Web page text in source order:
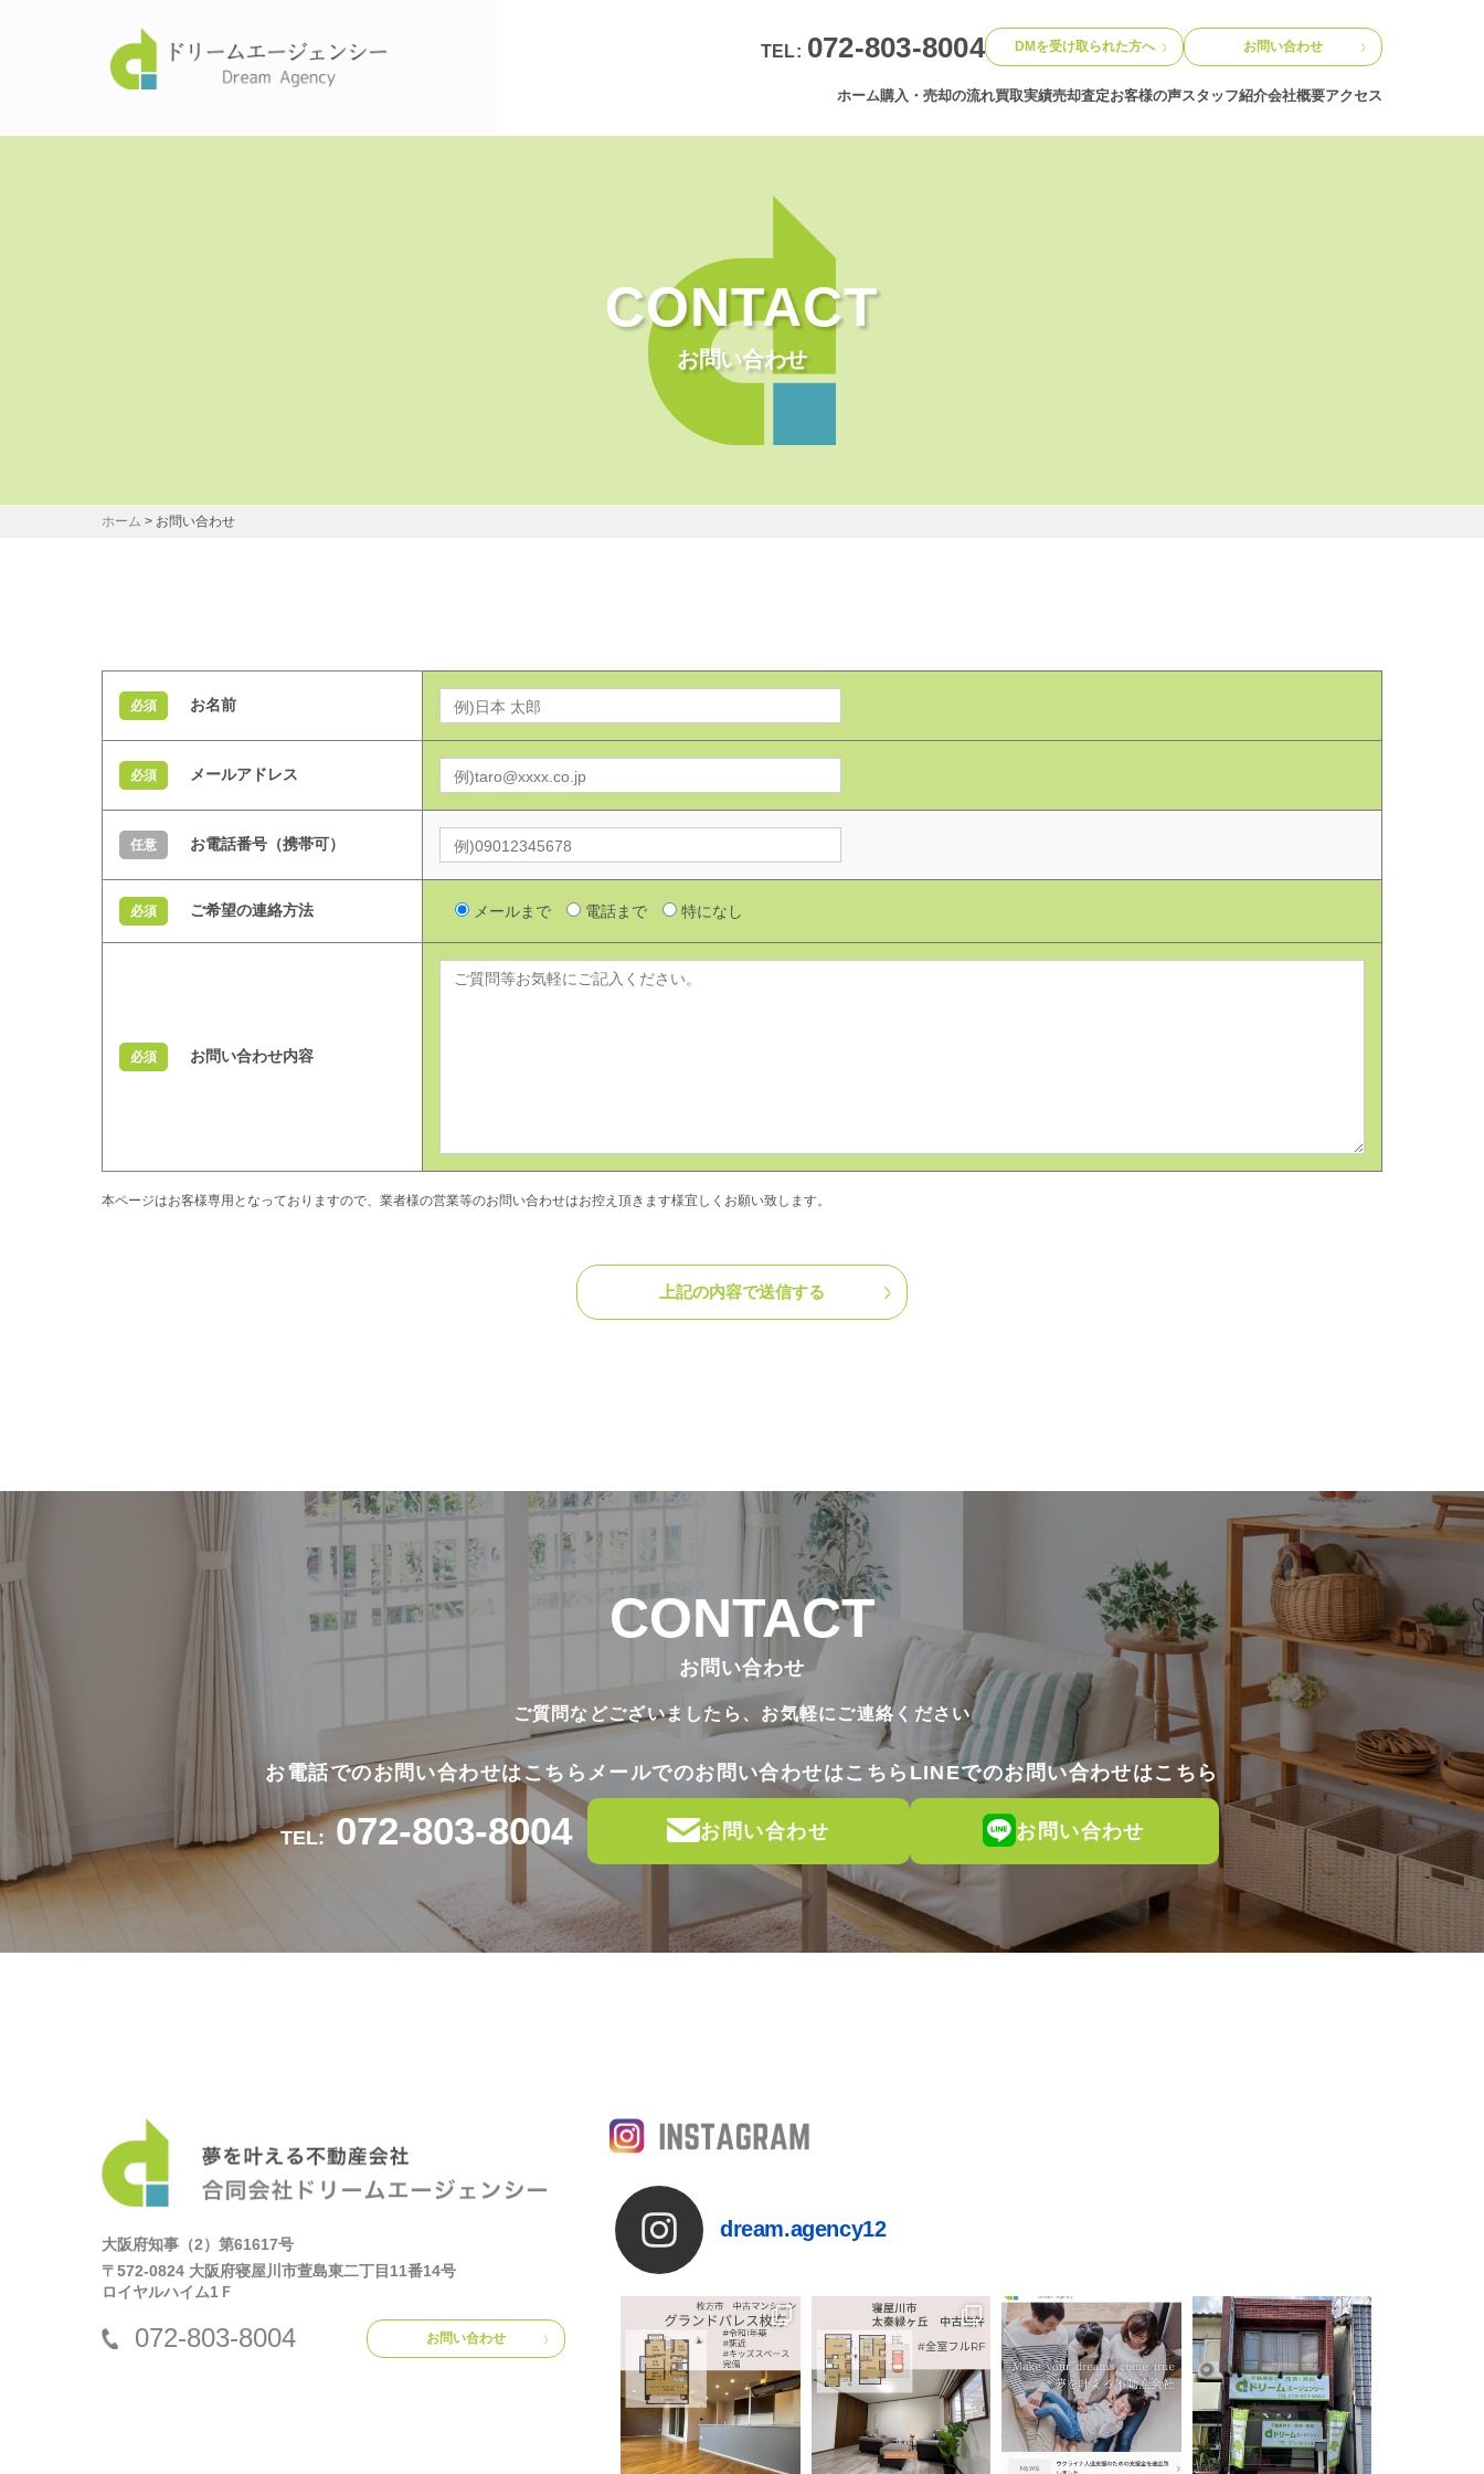
TEL: 072-803-8004 DMを受け取られた方へ お問い合わせ
ホーム購入・売却の流れ買取実績売却査定お客様の声スタッフ紹介会社概要アクセス
CONTACT
お問い合わせ
ホーム > お問い合わせ
必須 お名前
必須 メールアドレス
任意 お電話番号（携帯可）
必須 ご希望の連絡方法 メールまで 電話まで 特になし
必須 お問い合わせ内容
本ページはお客様専用となっておりますので、業者様の営業等のお問い合わせはお控え頂きます様宜しくお願い致します。
CONTACT
お問い合わせ
ご質問などございましたら、 お気軽にご連絡ください
お電話でのお問い合わせはこちら
TEL: 072-803-8004
メールでのお問い合わせはこちら
お問い合わせ
LINEでのお問い合わせはこちら
お問い合わせ
大阪府知事（2）第61617号
〒572-0824 大阪府寝屋川市萱島東二丁目11番14号
ロイヤルハイム1Ｆ
072-803-8004 お問い合わせ
dream.agency12